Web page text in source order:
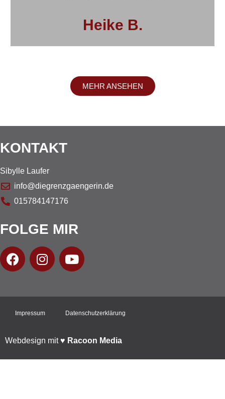
Heike B.
MEHR ANSEHEN
KONTAKT
Sibylle Laufer
info@diegrenzgaengerin.de
015784147176
FOLGE MIR
Impressum Datenschutzerklärung
Webdesign mit ♥︎ Racoon Media